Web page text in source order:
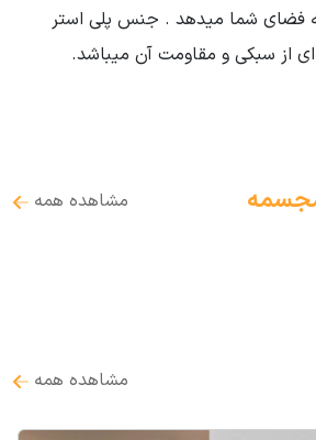
فضای شما میدهد . جنس پلی استر
از سبکی و مقاومت آن میباشد.
مشاهده همه
مشاهده همه